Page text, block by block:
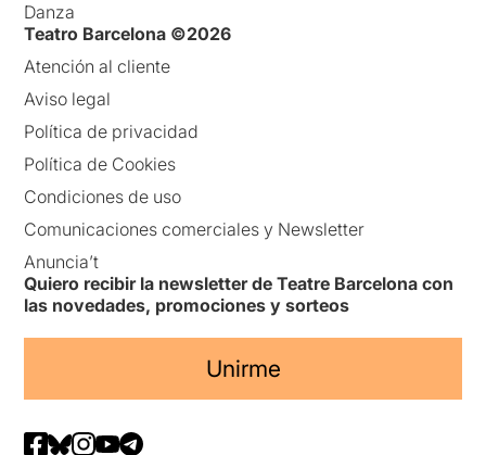
Danza
Teatro Barcelona ©2026
Atención al cliente
Aviso legal
Política de privacidad
Política de Cookies
Condiciones de uso
Comunicaciones comerciales y Newsletter
Anuncia’t
Quiero recibir la newsletter de Teatre Barcelona con
las novedades, promociones y sorteos
Unirme